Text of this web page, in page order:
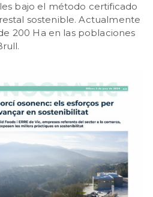
bajo el método certificado
sostenible. Actualmente
200 Ha en las poblaciones